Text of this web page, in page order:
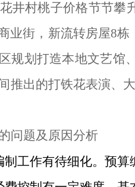
井村桃子价格节节攀
业街，新流转房屋8栋
规划打造本地文艺馆
推出的打铁花表演、
问题及原因分析
制工作有待细化。预